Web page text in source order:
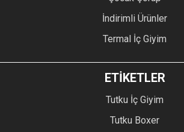
İndirimli Ürünler
Termal İç Giyim
ETİKETLER
Tutku İç Giyim
Tutku Boxer